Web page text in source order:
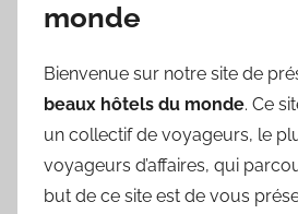
monde
Bienvenue sur notre site de
beaux hôtels du monde. Ce
un collectif de voyageurs, le
voyageurs d’affaires, qui
but de ce site est de vous